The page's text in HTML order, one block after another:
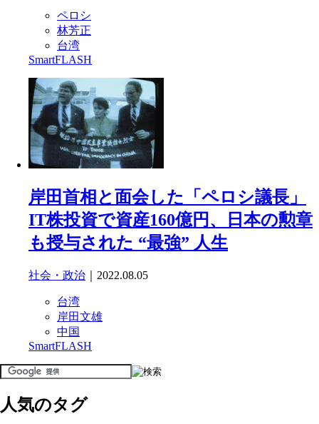
ペロシ
林芳正
台湾
SmartFLASH
岸田首相と面会した「ペロシ議長」
IT株投資で資産160億円、日本の勲章
も授与された “最強” 人生
社会・政治 ｜2022.08.05
台湾
岸田文雄
中国
SmartFLASH
人気のタグ